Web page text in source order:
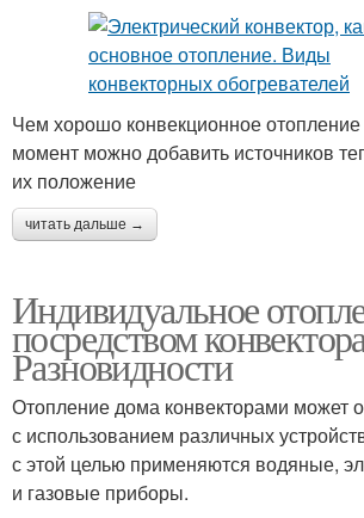
Чем хорошо конвекционное
момент можно добавить источников
их положение
читать дальше →
Индивидуальное
посредством
Разновидности
Отопление дома конвекторами может
с использованием различных
с этой целью применяются водяные,
и газовые приборы.